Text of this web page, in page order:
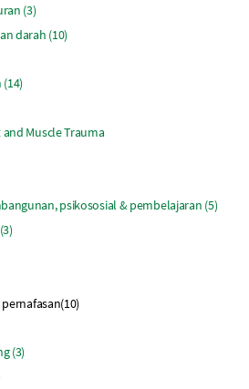
(3)
darah (10)
Muscle Trauma
psikososial & pembelajaran (5)
(3)